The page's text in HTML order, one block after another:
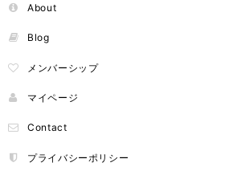
About
Blog
メンバーシップ
マイページ
Contact
プライバシーポリシー